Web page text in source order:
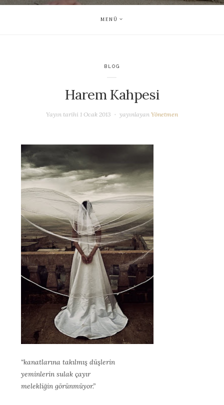
MENÜ
BLOG
Harem Kahpesi
Yayın tarihi 1 Ocak 2013 yayınlayan Yönetmen
“kanatlarına takılmış düşlerin
yeminlerin sulak çayır
melekliğin görünmüyor.”